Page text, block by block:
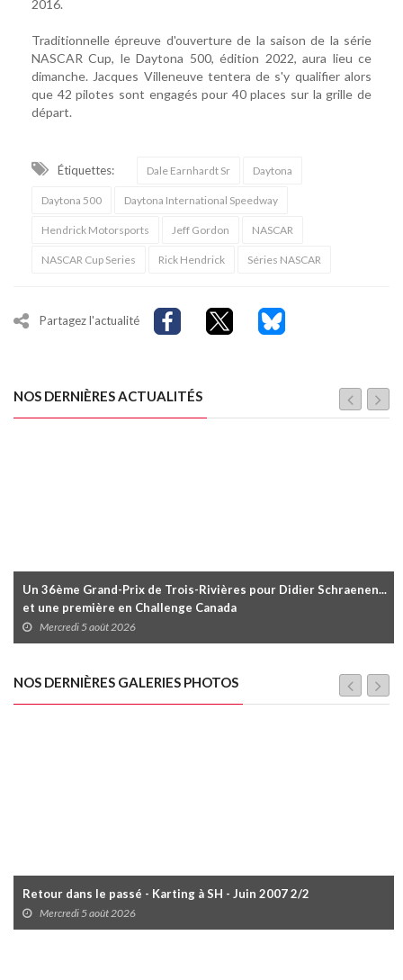
2016.
Traditionnelle épreuve d'ouverture de la saison de la série
NASCAR Cup, le Daytona 500, édition 2022, aura lieu ce
dimanche. Jacques Villeneuve tentera de s'y qualifier alors
que 42 pilotes sont engagés pour 40 places sur la grille de
départ.
Étiquettes: Dale Earnhardt Sr Daytona
Daytona 500 Daytona International Speedway
Hendrick Motorsports Jeff Gordon NASCAR
NASCAR Cup Series Rick Hendrick Séries NASCAR
Partagez l'actualité
NOS DERNIÈRES ACTUALITÉS
Un 36ème Grand-Prix de Trois-Rivières pour Didier Schraenen...
et une première en Challenge Canada
Mercredi 5 août 2026
NOS DERNIÈRES GALERIES PHOTOS
Retour dans le passé - Karting à SH - Juin 2007 2/2
Mercredi 5 août 2026